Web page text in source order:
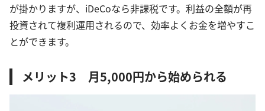
が掛かりますが、iDeCoなら非課税です。利益の全額が再
投資されて複利運用されるので、効率よくお金を増やすこ
とができます。
メリット3 月5,000円から始められる